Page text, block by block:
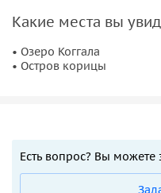
Какие места вы
• Озеро Коггала
• Остров корицы
Есть вопрос? Вы можете